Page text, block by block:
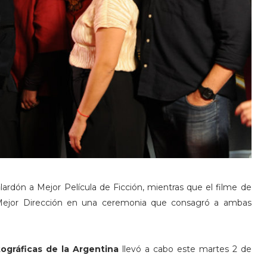
a Mejor Película de Ficción, mientras que el filme de
Dirección en una ceremonia que consagró a ambas
de la Argentina llevó a cabo este martes 2 de